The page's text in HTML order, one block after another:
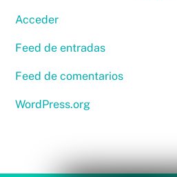
Acceder
Feed de entradas
Feed de comentarios
WordPress.org